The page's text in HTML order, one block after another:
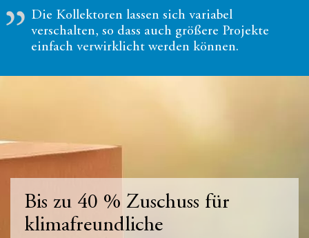
Die Kollektoren lassen sich variabel
verschalten, so dass auch größere Projekte
einfach verwirklicht werden können.
Bis zu 40 % Zuschuss für
klimafreundliche